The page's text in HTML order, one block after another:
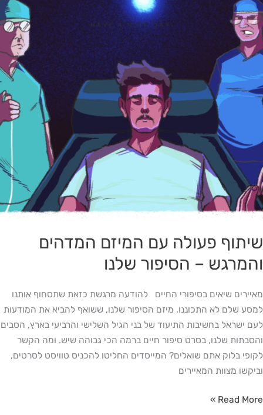
שיתוף פעולה עם המיזם המדהים
והמרגש – הסיפור שלנו
מאיירים שיאים בסיפורי החיים להודעה מרגשת כזאת שתסחוף אותנו
למסע שלם לא התכוננו. מיזם הסיפור שלנו, ששואף להביא את המודעות
לעם ישראל בחשיבות התיעוד של בני הגיל השלישי והרביעי בארץ, הסבים
והסבתות שלנו, בסרט סיפור חיים ברמה הכי גבוהה שיש. ומה הקשר
לקופי בלוק אתם שואלים? המייסדים החליטו להכניס טוויסט לסרטים,
וביקשו מצוות המאיירים
המיזם
המדהים
והמרגש
–
שלנו
Read More »